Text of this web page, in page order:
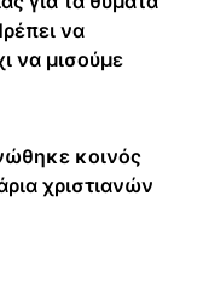
να
να μισούμε
κοινός
χριστιανών